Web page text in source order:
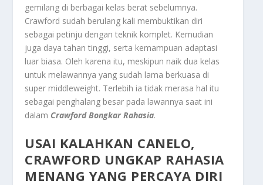
gemilang di berbagai kelas berat sebelumnya.
Crawford sudah berulang kali membuktikan diri
sebagai petinju dengan teknik komplet. Kemudian
juga daya tahan tinggi, serta kemampuan adaptasi
luar biasa. Oleh karena itu, meskipun naik dua kelas
untuk melawannya yang sudah lama berkuasa di
super middleweight. Terlebih ia tidak merasa hal itu
sebagai penghalang besar pada lawannya saat ini
dalam Crawford Bongkar Rahasia.
USAI KALAHKAN CANELO,
CRAWFORD UNGKAP RAHASIA
MENANG YANG PERCAYA DIRI